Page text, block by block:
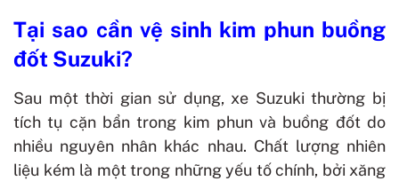
Tại sao cần vệ sinh kim phun buồng
đốt Suzuki?
Sau một thời gian sử dụng, xe Suzuki thường bị
tích tụ cặn bẩn trong kim phun và buồng đốt do
nhiều nguyên nhân khác nhau. Chất lượng nhiên
liệu kém là một trong những yếu tố chính, bởi xăng